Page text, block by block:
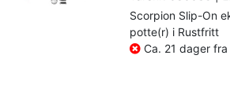
Scorpion Slip-On
potte(r) i Rustfritt
Ca. 21 dager